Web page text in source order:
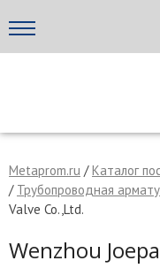
МЕТАПРОМ - российский
Написать
Metaprom.ru /Каталог
/ Трубопроводная
Valve Co.,Ltd.
Wenzhou